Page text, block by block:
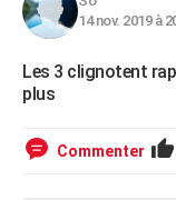
14 nov. 2019 à
Les 3 clignotent
plus
Commenter